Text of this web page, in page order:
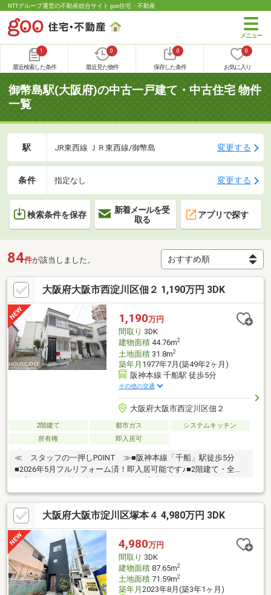
NTTグループ運営の不動産総合サイト goo住宅・不動産
1
最近検索した条件
0
最近見た物件
0
保存した条件
0
お気に入り
御幣島駅(大阪府)の中古一戸建て・中古住宅 物件
一覧
駅 JR東西線 ＪＲ東西線/御幣島 変更する
条件 指定なし 変更する
検索条件を保存
新着メールを受
取る
アプリで探す
84件が該当しました。
大阪府大阪市西淀川区佃２ 1,190万円 3DK
1,190万円
間取り 3DK
建物面積44.76m2
土地面積31.8m2
築年月 1977年7月(築49年2ヶ月)
阪神本線 千船駅 徒歩5分
その他の交通
大阪府大阪市西淀川区佃２
2階建て 都市ガス
システムキッチン
所有権
即入居可
≪ スタッフの一押しPOINT ≫■阪神本線「千船」駅徒歩5分
■2026年5月フルリフォーム済！即入居可能です♪■2階建て・全室
す◎■開口部も多く明るい室内です♪■エアコン2台設置済で初期費
用も抑えることができます■モニターホン付きで誰が来たかすぐ
に分かり安心！≪ 周辺環境 ≫アバリーナ千船…徒歩6分≫スー
パー・ドラッグストア・100円均一もそろっています！ライフ御
幣島店…徒歩8分デイリーヤマザキ…徒歩4分ホームセンターコーナ
ン…徒歩9分
大阪府大阪市淀川区塚本４ 4,980万円 3DK
4,980万円
間取り 3DK
建物面積87.65m2
土地面積71.59m2
築年月 2023年8月(築3年1ヶ月)